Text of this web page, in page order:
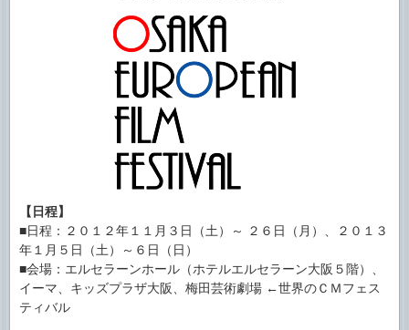
【日程】
■日程：２０１２年１１月３日（土）～ ２６日（月）、２０１３
年１月５日（土）～６日（日）
■会場：エルセラーンホール（ホテルエルセラーン大阪５階）、
イーマ、キッズプラザ大阪、梅田芸術劇場 ←世界のＣＭフェス
ティバル